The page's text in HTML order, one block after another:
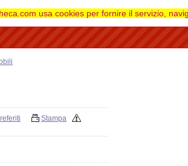
usa cookies per fornire il servizio,
Stampa